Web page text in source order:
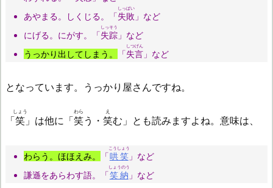
あやまる。しくじる。「失敗
しっぱい
」など
にげる。にがす。「失踪
しっそう
」など
うっかり出してしまう。
「失言
しつげん
」など
となっています。うっかり屋さんですね。
「笑
しょう
」は他に「笑
わら
う・ 笑
え
む」とも読みますよね。意味は、
わらう。ほほえみ。 「哄笑
こうしょう
」など
謙遜をあらわす語。「笑納
しょうのう
」など